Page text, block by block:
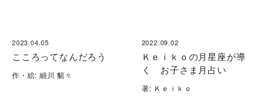
2023.04.05
こころってなんだろう
作・絵: 細川 貂々
2022.09.02
Ｋｅｉｋｏの月星座が導
く お子さま月占い
著: Ｋｅｉｋｏ